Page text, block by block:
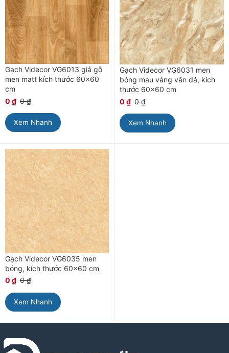
Gạch Videcor VG6013 giả gỗ
men matt kích thước 60×60
cm
0 ₫ 0₫
Xem Nhanh
Gạch Videcor VG6031 men
bóng màu vàng vân đá, kích
thước 60×60 cm
0 ₫ 0₫
Xem Nhanh
Gạch Videcor VG6035 men
bóng, kích thước 60×60 cm
0 ₫ 0₫
Xem Nhanh